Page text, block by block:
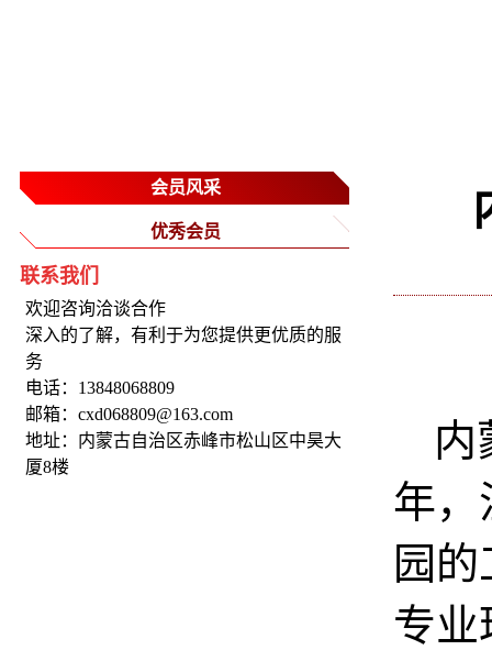
会员风采
优秀会员
联系我们
欢迎咨询洽谈合作
深入的了解，有利于为您提供更优质的服
务
电话：13848068809
邮箱：cxd068809@163.com
地址：内蒙古自治区赤峰市松山区中昊大
厦8楼
内
年，
园
专业